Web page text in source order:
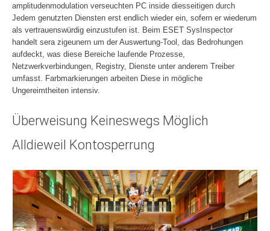
amplitudenmodulation verseuchten PC inside diesseitigen durch
Jedem genutzten Diensten erst endlich wieder ein, sofern er wiederum
als vertrauenswürdig einzustufen ist. Beim ESET SysInspector
handelt sera zigeunern um der Auswertung-Tool, das Bedrohungen
aufdeckt, was diese Bereiche laufende Prozesse,
Netzwerkverbindungen, Registry, Dienste unter anderem Treiber
umfasst. Farbmarkierungen arbeiten Diese in mögliche
Ungereimtheiten intensiv.
Überweisung Keineswegs Möglich
Alldieweil Kontosperrung